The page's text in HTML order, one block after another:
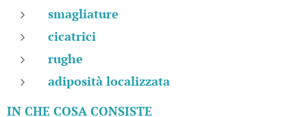
smagliature
cicatrici
rughe
adiposità localizzata
IN CHE COSA CONSISTE